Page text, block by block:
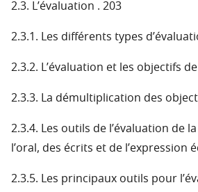
2.3. L’évaluation . 203
2.3.1. Les différents types
2.3.2. L’évaluation et les objectifs
2.3.3. La démultiplication des
2.3.4. Les outils de l’évaluation de
l’oral, des écrits et de l’expression
2.3.5. Les principaux outils pour